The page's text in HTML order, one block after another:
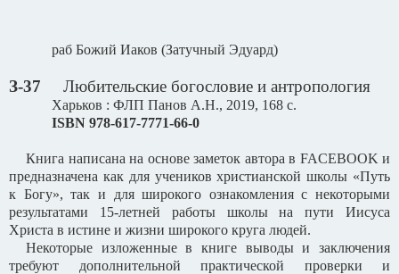
раб Божий Иаков (Затучный Эдуард)
З-37 Любительские богословие и антропология
Харьков : ФЛП Панов А.Н., 2019, 168 с.
ISBN 978-617-7771-66-0
Книга написана на основе заметок автора в FACEBOOK и
предназначена как для учеников христианской школы «Путь
к Богу», так и для широкого ознакомления с некоторыми
результатами 15-летней работы школы на пути Иисуса
Христа в истине и жизни широкого круга людей.
Некоторые изложенные в книге выводы и заключения
требуют дополнительной практической проверки и